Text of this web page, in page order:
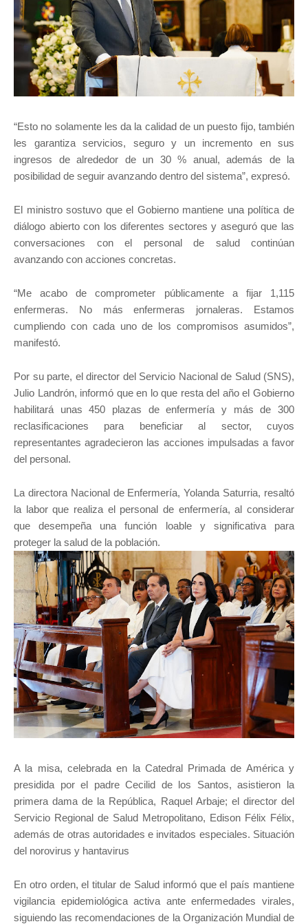
“Esto no solamente les da la calidad de un puesto fijo, también
les garantiza servicios, seguro y un incremento en sus
ingresos de alrededor de un 30 % anual, además de la
posibilidad de seguir avanzando dentro del sistema”, expresó.
El ministro sostuvo que el Gobierno mantiene una política de
diálogo abierto con los diferentes sectores y aseguró que las
conversaciones con el personal de salud continúan
avanzando con acciones concretas.
“Me acabo de comprometer públicamente a fijar 1,115
enfermeras. No más enfermeras jornaleras. Estamos
cumpliendo con cada uno de los compromisos asumidos”,
manifestó.
Por su parte, el director del Servicio Nacional de Salud (SNS),
Julio Landrón, informó que en lo que resta del año el Gobierno
habilitará unas 450 plazas de enfermería y más de 300
reclasificaciones para beneficiar al sector, cuyos
representantes agradecieron las acciones impulsadas a favor
del personal.
La directora Nacional de Enfermería, Yolanda Saturria, resaltó
la labor que realiza el personal de enfermería, al considerar
que desempeña una función loable y significativa para
proteger la salud de la población.
A la misa, celebrada en la Catedral Primada de América y
presidida por el padre Cecilid de los Santos, asistieron la
primera dama de la República, Raquel Arbaje; el director del
Servicio Regional de Salud Metropolitano, Edison Félix Félix,
además de otras autoridades e invitados especiales. Situación
del norovirus y hantavirus
En otro orden, el titular de Salud informó que el país mantiene
vigilancia epidemiológica activa ante enfermedades virales,
siguiendo las recomendaciones de la Organización Mundial de